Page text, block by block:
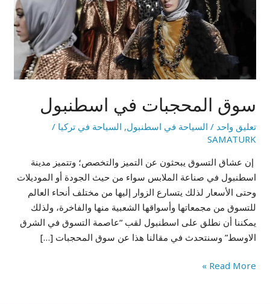
سوق المحجبات في اسطنبول
تعليق واحد / السياحة في اسطنبول, السياحة في تركيا /
SAMATURK
إن عشاق التسوق يبحثون عن التميز والتخصص؛ وتتميز مدينة
اسطنبول في صناعة الملابس سواء من حيث الجودة أو الموديلات
وحتى الأسعار لذلك يتسارع الزوار إليها من مختلف أنحاء العالم
للتسوق من مجمعاتها وأسواقها الشعبية منها والفاخرة، ولذلك
يمكننا أن نطلق على اسطنبول لقب “عاصمة التسوق في الشرق
الاوسط” وسنتحدث في مقالنا هذا عن سوق المحجبات […]
Read More »